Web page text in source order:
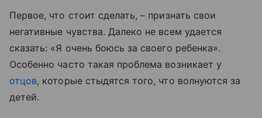
Первое, что стоит сделать, – признать свои
негативные чувства. Далеко не всем удается
сказать: «Я очень боюсь за своего ребенка».
Особенно часто такая проблема возникает у
отцов, которые стыдятся того, что волнуются за
детей.